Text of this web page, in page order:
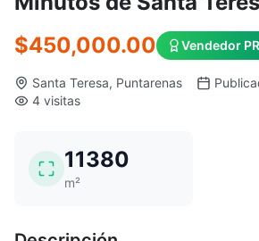
$450,000.00 Vendedor
Santa Teresa, Puntarenas
4 visitas
11380
m²